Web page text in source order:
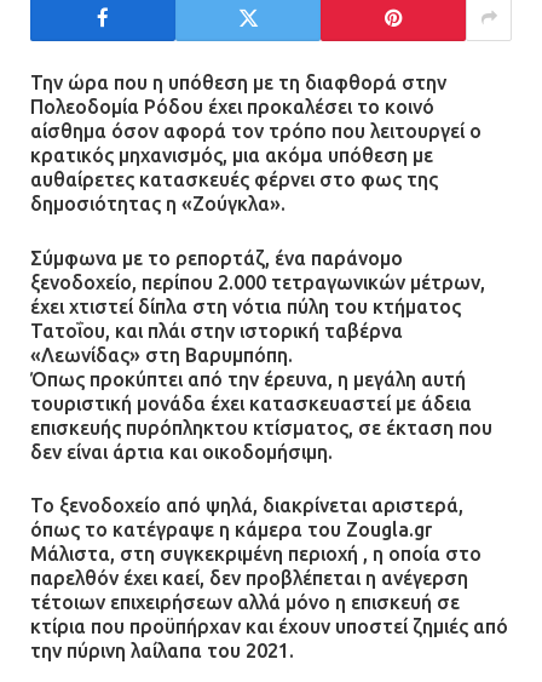
Την ώρα που η υπόθεση με τη διαφθορά στην
Πολεοδομία Ρόδου έχει προκαλέσει το κοινό
αίσθημα όσον αφορά τον τρόπο που λειτουργεί ο
κρατικός μηχανισμός, μια ακόμα υπόθεση με
αυθαίρετες κατασκευές φέρνει στο φως της
δημοσιότητας η «Ζούγκλα».
Σύμφωνα με το ρεπορτάζ, ένα παράνομο
ξενοδοχείο, περίπου 2.000 τετραγωνικών μέτρων,
έχει χτιστεί δίπλα στη νότια πύλη του κτήματος
Τατοΐου, και πλάι στην ιστορική ταβέρνα
«Λεωνίδας» στη Βαρυμπόπη.
Όπως προκύπτει από την έρευνα, η μεγάλη αυτή
τουριστική μονάδα έχει κατασκευαστεί με άδεια
επισκευής πυρόπληκτου κτίσματος, σε έκταση που
δεν είναι άρτια και οικοδομήσιμη.
Το ξενοδοχείο από ψηλά, διακρίνεται αριστερά,
όπως το κατέγραψε η κάμερα του Zougla.gr
Μάλιστα, στη συγκεκριμένη περιοχή , η οποία στο
παρελθόν έχει καεί, δεν προβλέπεται η ανέγερση
τέτοιων επιχειρήσεων αλλά μόνο η επισκευή σε
κτίρια που προϋπήρχαν και έχουν υποστεί ζημιές από
την πύρινη λαίλαπα του 2021.